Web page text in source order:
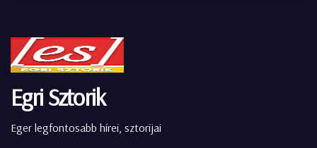
Egri Sztorik
Eger legfontosabb hírei, sztorijai